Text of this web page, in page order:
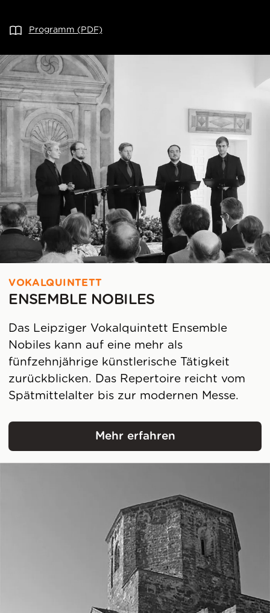
Programm (PDF)
VOKALQUINTETT
ENSEMBLE NOBILES
Das Leipziger Vokalquintett Ensemble
Nobiles kann auf eine mehr als
fünfzehnjährige künstlerische Tätigkeit
zurückblicken. Das Repertoire reicht vom
Spätmittelalter bis zur modernen Messe.
Mehr erfahren
Ensemble Nobiles